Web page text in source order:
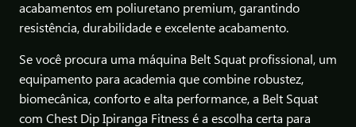
acabamentos em poliuretano premium, garantindo
resistência, durabilidade e excelente acabamento.
Se você procura uma máquina Belt Squat profissional, um
equipamento para academia que combine robustez,
biomecânica, conforto e alta performance, a Belt Squat
com Chest Dip Ipiranga Fitness é a escolha certa para